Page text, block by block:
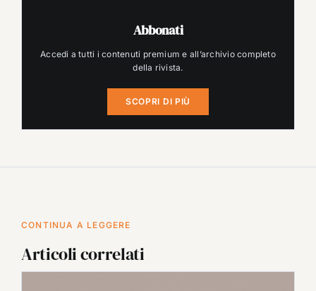
Abbonati
Accedi a tutti i contenuti premium e all’archivio completo
della rivista.
SCOPRI DI PIÙ
CONTINUA A LEGGERE
Articoli correlati